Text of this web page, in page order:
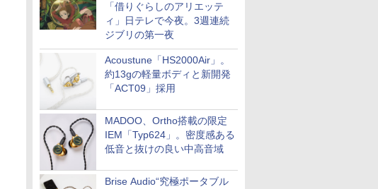
「借りぐらしのアリエッテ
ィ」日テレで今夜。3週連続
ジブリの第一夜
Acoustune「HS2000Air」。
約13gの軽量ボディと新開発
「ACT09」採用
MADOO、Ortho搭載の限定
IEM「Typ624」。密度感ある
低音と抜けの良い中高音域
Brise Audio“究極ポータブル